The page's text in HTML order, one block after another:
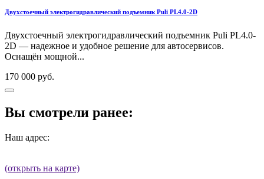
Двухстоечный электрогидравлический подъемник Puli PL4.0-2D
Двухстоечный электрогидравлический подъемник Puli PL4.0-
2D — надежное и удобное решение для автосервисов.
Оснащён мощной...
170 000 руб.
Вы смотрели ранее:
Наш адрес:
(открыть на карте)